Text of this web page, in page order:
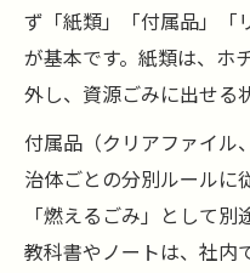
ず「紙類」「付属品」「
が基本です。紙類は、ホ
外し、資源ごみに出せる
付属品（クリアファイル
治体ごとの分別ルールに
「燃えるごみ」として
教科書やノートは、社内